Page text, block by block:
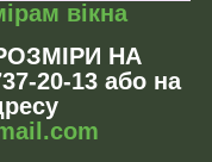
вікна
НА
20-13 або на